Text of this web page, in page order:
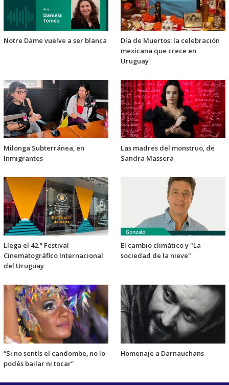
Notre Dame vuelve a ser blanca
Día de Muertos: la celebración
mexicana que crece en
Uruguay
Milonga Subterránea, en
Inmigrantes
Las madres del monstruo, de
Sandra Massera
Llega el 42.° Festival
Cinematográfico Internacional
del Uruguay
El cambio climático y "La
sociedad de la nieve"
“Si no sentís el candombe, no lo
podés bailar ni tocar”
Homenaje a Darnauchans